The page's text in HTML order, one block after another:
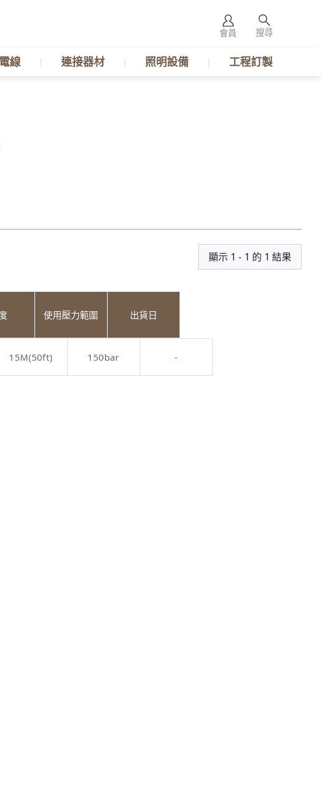
會員 搜尋
線 連接器材 照明設備 工程訂製
顯示 1 - 1 的 1 結果
使用壓力範圍 出貨日
15M(50ft) 150bar -